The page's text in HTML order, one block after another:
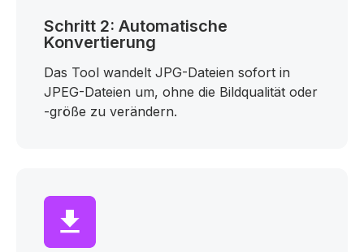
Schritt 2: Automatische
Konvertierung
Das Tool wandelt JPG-Dateien sofort in
JPEG-Dateien um, ohne die Bildqualität oder
-größe zu verändern.